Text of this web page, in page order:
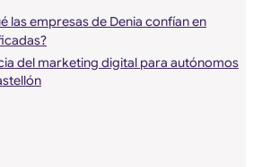
las empresas de Denia confían en
del marketing digital para autónomos